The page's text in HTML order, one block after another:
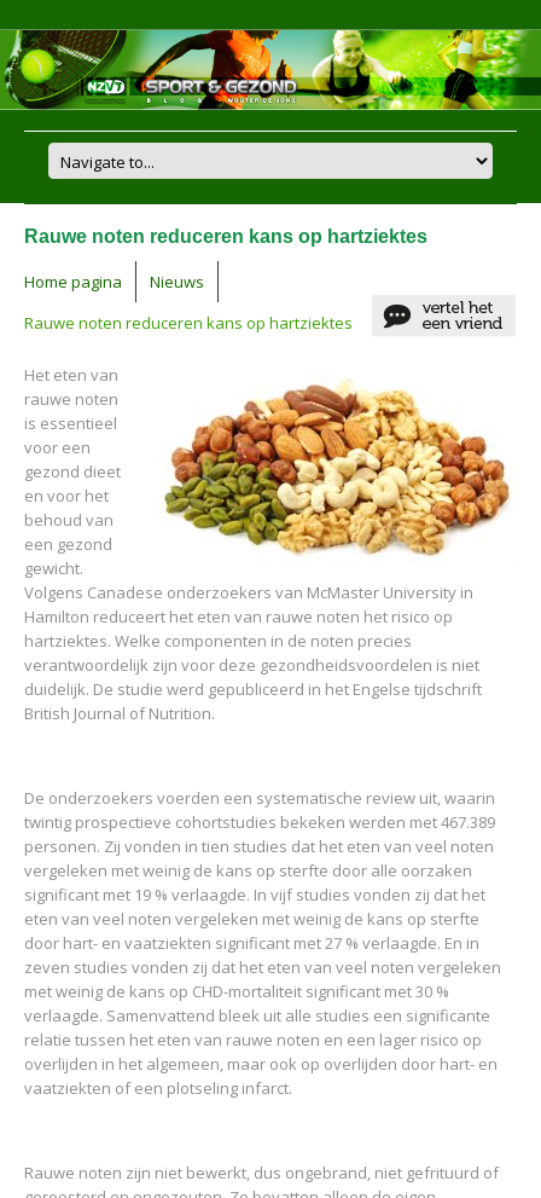
Rauwe noten reduceren kans op hartziektes
Home pagina
Nieuws
Rauwe noten reduceren kans op hartziektes
Het eten van
rauwe noten
is essentieel
voor een
gezond dieet
en voor het
behoud van
een gezond
gewicht.
Volgens Canadese onderzoekers van McMaster University in
Hamilton reduceert het eten van rauwe noten het risico op
hartziektes. Welke componenten in de noten precies
verantwoordelijk zijn voor deze gezondheidsvoordelen is niet
duidelijk. De studie werd gepubliceerd in het Engelse tijdschrift
British Journal of Nutrition.
De onderzoekers voerden een systematische review uit, waarin
twintig prospectieve cohortstudies bekeken werden met 467.389
personen. Zij vonden in tien studies dat het eten van veel noten
vergeleken met weinig de kans op sterfte door alle oorzaken
significant met 19 % verlaagde. In vijf studies vonden zij dat het
eten van veel noten vergeleken met weinig de kans op sterfte
door hart- en vaatziekten significant met 27 % verlaagde. En in
zeven studies vonden zij dat het eten van veel noten vergeleken
met weinig de kans op CHD-mortaliteit significant met 30 %
verlaagde. Samenvattend bleek uit alle studies een significante
relatie tussen het eten van rauwe noten en een lager risico op
overlijden in het algemeen, maar ook op overlijden door hart- en
vaatziekten of een plotseling infarct.
Rauwe noten zijn niet bewerkt, dus ongebrand, niet gefrituurd of